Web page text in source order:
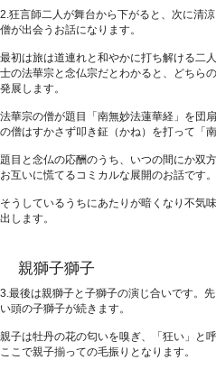
2.狂言師二人が舞台から下がると、次に清
僧が出会うお話になります。
最初は旅は道連れと和やかに打ち解ける二
士の法華宗と念仏宗だとわかると、どちら
発展します。
法華宗の僧が題目「南無妙法蓮華経」を団
の僧はすかさず叩き鉦（かね）を打って「
題目と念仏の応酬のうち、いつの間にか双
お互いに慌てるコミカルな展開のお話です。
そうしているうちにあたりが暗くなり不気
出します。
親獅子獅子
3.最後は親獅子と子獅子の演じ合いです。
い頭の子獅子が続きます。
親子は牡丹の花の匂いを嗅ぎ、「狂い」と
ここで親子揃っての毛振りとなります。